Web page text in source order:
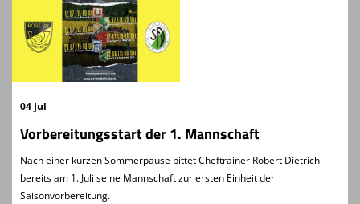
04 Jul
Vorbereitungsstart der 1. Mannschaft
Nach einer kurzen Sommerpause bittet Cheftrainer Robert Dietrich
bereits am 1. Juli seine Mannschaft zur ersten Einheit der
Saisonvorbereitung.